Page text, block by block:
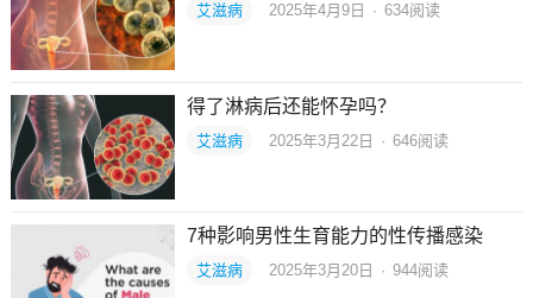
艾滋病 2025年4月9日 · 634阅读
得了淋病后还能怀孕吗？
艾滋病 2025年3月22日 · 646阅读
7种影响男性生育能力的性传播感染
艾滋病 2025年3月20日 · 944阅读